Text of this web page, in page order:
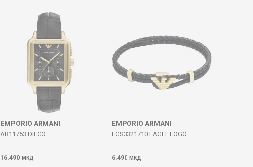
EMPORIO ARMANI
AR11753 DIEGO
16.490 МКД
EMPORIO ARMANI
EGS3321710 EAGLE LOGO
6.490 МКД